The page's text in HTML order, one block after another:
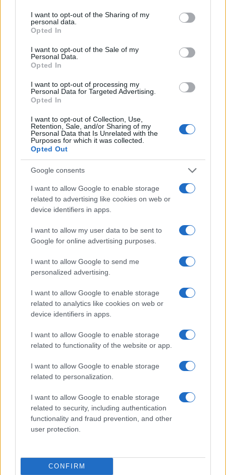
not limited to your visit or usage behaviour. You may click to
grant or deny consent to Google and its third-party tags to
use your data for below specified purposes in below Google
consent section.
I want to opt-out of the Sharing of my
personal data.
Opted In
I want to opt-out of the Sale of my
Personal Data.
Opted In
I want to opt-out of processing my
Personal Data for Targeted Advertising.
Opted In
I want to opt-out of Collection, Use,
Retention, Sale, and/or Sharing of my
Personal Data that Is Unrelated with the
Purposes for which it was collected.
Opted Out
Google consents
I want to allow Google to enable storage
related to advertising like cookies on web or
device identifiers in apps.
I want to allow my user data to be sent to
Google for online advertising purposes.
I want to allow Google to send me
personalized advertising.
I want to allow Google to enable storage
related to analytics like cookies on web or
device identifiers in apps.
I want to allow Google to enable storage
related to functionality of the website or app.
I want to allow Google to enable storage
related to personalization.
I want to allow Google to enable storage
related to security, including authentication
functionality and fraud prevention, and other
user protection.
CONFIRM
TEMI: Notizie Arzachena
GalluraOggi.it
Inviaci le tue segnalazioni,
Su WhatsApp al numero +39
Ricevi le nostre ultime news
daGoogle News
Condividi l'articolo
a
ce
b
o
o
k
w
it
te
r
n
te
re
st
h
at
s
A
p
p
h
a
re
Prossimo articolo
NOTIZIE RECENTI
un ferito